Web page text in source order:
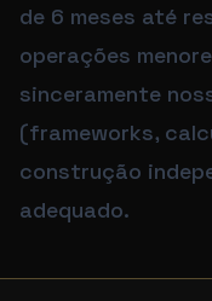
de 6 meses até
operações
sinceramente
(frameworks,
construção
adequado.
preços Markanty